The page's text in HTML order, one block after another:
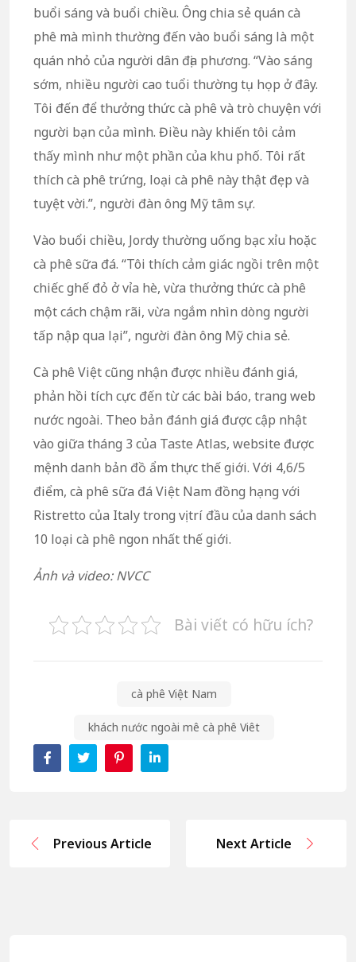
buổi sáng và buổi chiều. Ông chia sẻ quán cà
phê mà mình thường đến vào buổi sáng là một
quán nhỏ của người dân địa phương. “Vào sáng
sớm, nhiều người cao tuổi thường tụ họp ở đây.
Tôi đến để thưởng thức cà phê và trò chuyện với
người bạn của mình. Điều này khiến tôi cảm
thấy mình như một phần của khu phố. Tôi rất
thích cà phê trứng, loại cà phê này thật đẹp và
tuyệt vời.”, người đàn ông Mỹ tâm sự.
Vào buổi chiều, Jordy thường uống bạc xỉu hoặc
cà phê sữa đá. “Tôi thích cảm giác ngồi trên một
chiếc ghế đỏ ở vỉa hè, vừa thưởng thức cà phê
một cách chậm rãi, vừa ngắm nhìn dòng người
tấp nập qua lại”, người đàn ông Mỹ chia sẻ.
Cà phê Việt cũng nhận được nhiều đánh giá,
phản hồi tích cực đến từ các bài báo, trang web
nước ngoài. Theo bản đánh giá được cập nhật
vào giữa tháng 3 của Taste Atlas, website được
mệnh danh bản đồ ẩm thực thế giới. Với 4,6/5
điểm, cà phê sữa đá Việt Nam đồng hạng với
Ristretto của Italy trong vị trí đầu của danh sách
10 loại cà phê ngon nhất thế giới.
Ảnh và video: NVCC
Bài viết có hữu ích?
cà phê Việt Nam
khách nước ngoài mê cà phê Viêt
Previous Article Next Article